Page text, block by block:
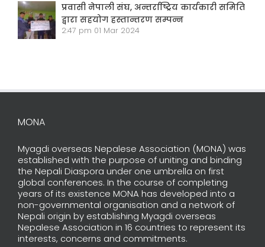
प्रवासी नेपाली संघ, अन्तर्राष्ट्रिय कार्यकारी समिति
द्वारा सहयोग हस्तान्तरण सम्पन्न
2:47 pm 01 Mar 2024
MONA
Myagdi overseas Nepalese Association (MONA) was
established with the purpose of uniting and binding
the Nepali Diaspora under one umbrella on first
global conferences. In the course of completing
years of its existence MONA has developed into a
non-governmental organisation and a network of
Nepali origin by establishing Myagdi overseas
Nepalese Association in 16 countries to represent its
interests, concerns and commitments.